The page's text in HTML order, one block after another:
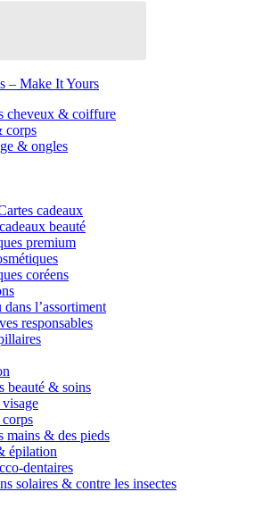
– Make It Yours
cheveux & coiffure
corps
& ongles
cadeaux
beauté
premium
coréens
l’assortiment
responsables
beauté & soins
mains & des pieds
épilation
dentaires
solaires & contre les insectes